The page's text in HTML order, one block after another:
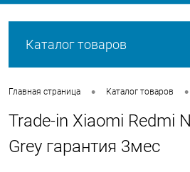
Каталог товаров
Главная страница • Каталог товаров •
Trade-in Xiaomi Redmi
Grey гарантия 3мес
без переплат
Сегодня